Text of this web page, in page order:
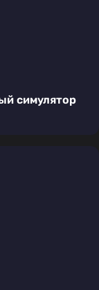
симулятор